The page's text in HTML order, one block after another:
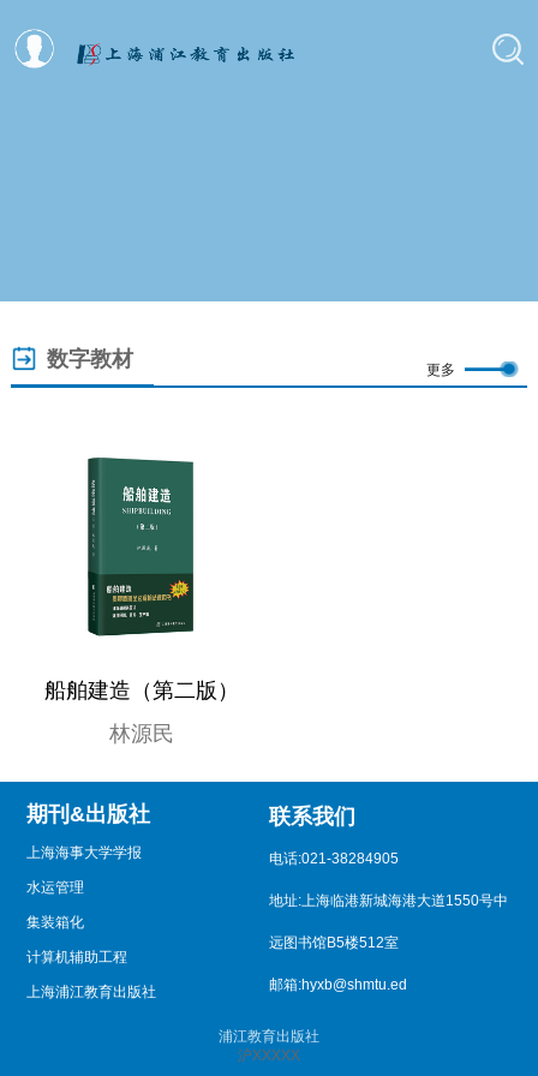
数字教材 更多
船舶建造（第二版）
林源民
期刊&出版社
上海海事大学学报
水运管理
集装箱化
计算机辅助工程
上海浦江教育出版社
联系我们
电话:021-38284905
地址:上海临港新城海港大道1550号中
远图书馆B5楼512室
邮箱:hyxb@shmtu.ed
浦江教育出版社
沪XXXXX